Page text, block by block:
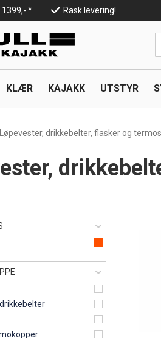
* Rask levering!
KLÆR KAJAKK UTSTYR
Løpevester, drikkebelter, flasker og termos